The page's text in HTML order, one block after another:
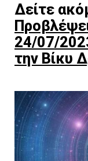
Δείτε
24/07/
την Βίκυ